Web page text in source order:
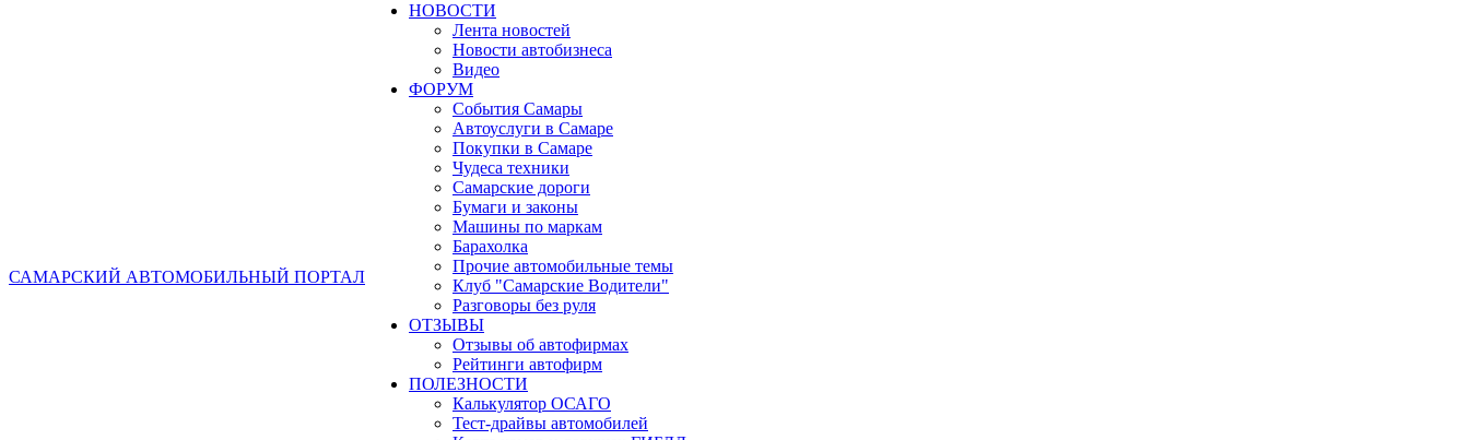
САМАРСКИЙ АВТОМОБИЛЬНЫЙ ПОРТАЛ
НОВОСТИ
Лента новостей
Новости автобизнеса
Видео
ФОРУМ
События Самары
Автоуслуги в Самаре
Покупки в Самаре
Чудеса техники
Самарские дороги
Бумаги и законы
Машины по маркам
Барахолка
Прочие автомобильные темы
Клуб "Самарские Водители"
Разговоры без руля
ОТЗЫВЫ
Отзывы об автофирмах
Рейтинги автофирм
ПОЛЕЗНОСТИ
Калькулятор ОСАГО
Тест-драйвы автомобилей